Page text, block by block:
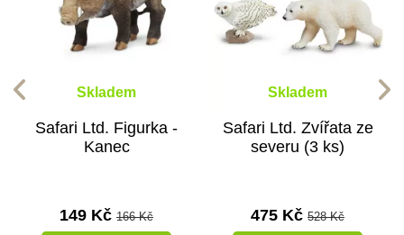
Skladem
Safari Ltd. Figurka -
Kanec
149 Kč 166 Kč
Skladem
Safari Ltd. Zvířata ze
severu (3 ks)
475 Kč 528 Kč